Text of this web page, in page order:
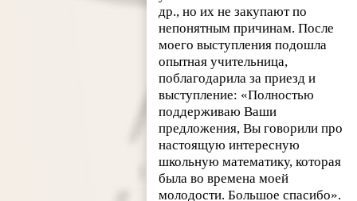
др., но их не закупают по
непонятным причинам. После
моего выступления подошла
опытная учительница,
поблагодарила за приезд и
выступление: «Полностью
поддерживаю Ваши
предложения, Вы говорили про
настоящую интересную
школьную математику, которая
была во времена моей
молодости. Большое спасибо».